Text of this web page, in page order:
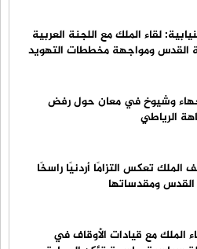
لقاء الملك مع اللجنة العربية
القدس ومواجهة مخططات التهويد
وشيوخ في معان حول رفض
الرياطي
الملك تعكس التزامًا أردنيًا راسخًا
القدس ومقدساتها
الملك مع قيادات الأوقاف في